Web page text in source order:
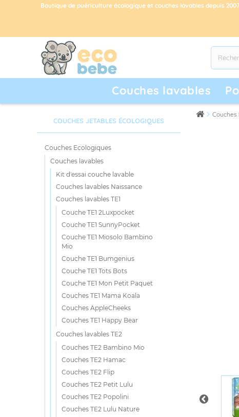
Boutique de puériculture écologique et couches lavables depuis
Couches lavables
COUCHES JETABLES ÉCOLOGIQUES
Couches Ecologiques
Couches lavables
Kit d'essai couche lavable
Couches lavables Naissance
Couches lavables TE1
Couche TE1 2Luxpocket
Couche TE1 SunnyPocket
Couche TE1 Miosolo Bambino
Mio
Couche TE1 Bumgenius
Couche TE1 Tots Bots
Couche TE1 Mon Petit Paquet
Couches TE1 Mama Koala
Couches AppleCheeks
Couches TE1 Happy Bear
Couches lavables TE2
Couches TE2 Bambino Mio
Couches TE2 Hamac
Couches TE2 Flip
Couches TE2 Petit Lulu
Couches TE2 Popolini
Couches TE2 Lulu Nature
Couches